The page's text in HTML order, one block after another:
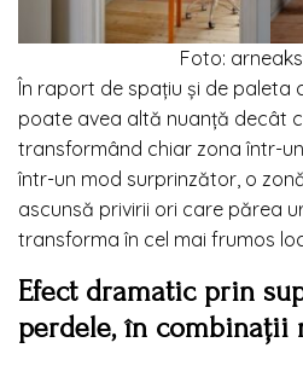
Foto:
În raport de spațiu și de paleta
poate avea altă nuanță decât
transformând chiar zona într-
într-un mod surprinzător, o
ascunsă privirii ori care părea
transforma în cel mai frumos
Efect dramatic prin
perdele, în combinații